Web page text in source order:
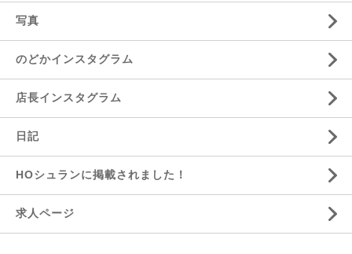
写真
のどかインスタグラム
店長インスタグラム
日記
HOシュランに掲載されました！
求人ページ